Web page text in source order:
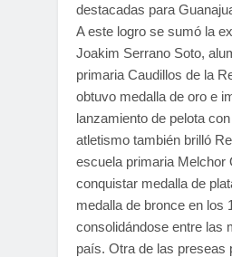
destacadas para
A este logro se sumó la
Joakim Serrano Soto,
primaria Caudillos de la
obtuvo medalla de oro e
lanzamiento de pelota
atletismo también brilló
escuela primaria Melchor
conquistar medalla de
medalla de bronce en los
consolidándose entre las
país. Otra de las preseas